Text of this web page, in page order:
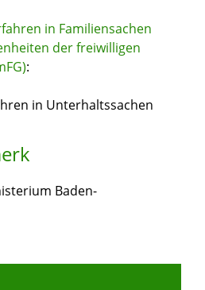
in Familiensachen
der freiwilligen
:
in Unterhaltssachen
Baden-